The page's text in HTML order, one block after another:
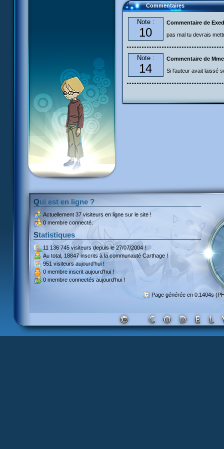
Commentaires
Note :
10
Commentaire de
pas mal tu devrais
Note :
14
Commentaire de
Si l'auteur avait laissé
Qui est en ligne ?
Actuellement 37 visiteurs en ligne sur le site !
0 membre connecté.
Statistiques
11 136 745 visiteursdepuis le 27/07/2004 !
Au total, 18847 inscritsà la communauté Carthage !
951 visiteurs aujourd'hui !
0 membre inscrit aujourd'hui !
0 membre connectés aujourd'hui !
Page générée en 0.1404s